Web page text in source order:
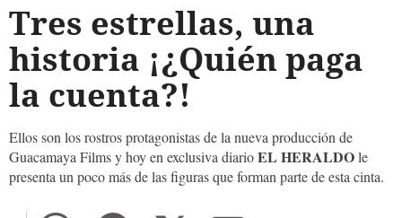
Tres estrellas, una
historia ¡¿Quién paga
la cuenta?!
Ellos son los rostros protagonistas de la nueva producción de
Guacamaya Films y hoy en exclusiva diarioEL HERALDOle
presenta un poco más de las figuras que forman parte de esta cinta.